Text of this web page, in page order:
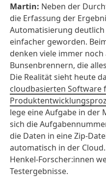
Martin: Neben der
die Erfassung der
Automatisierung
einfacher geworden.
denken viele immer
Bunsenbrennern, die
Die Realität sieht heute
cloudbasierten Software
lege eine Aufgabe in der
sich die
die Daten in eine Zip-
automatisch in der
Henkel-Forscher:innen
Testergebnisse.